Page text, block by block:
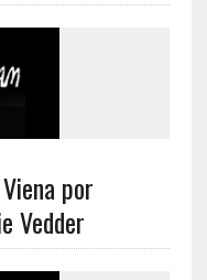
por
Vedder